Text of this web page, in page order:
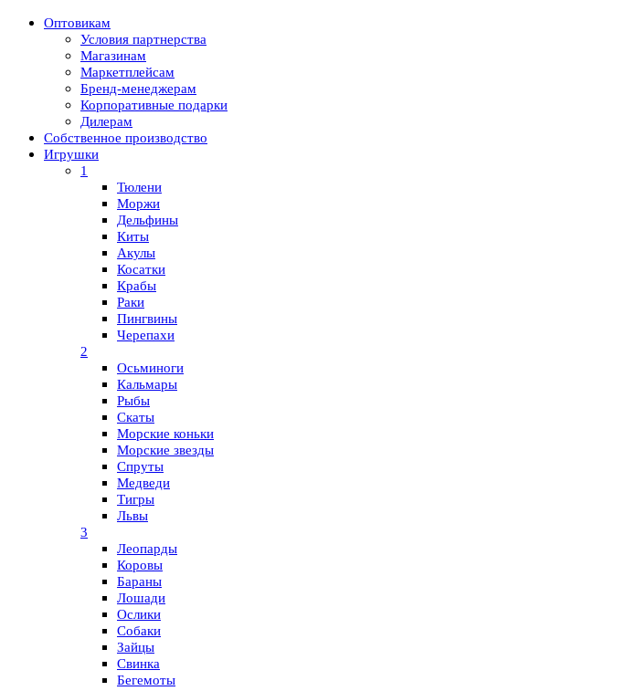
Оптовикам
Условия партнерства
Магазинам
Маркетплейсам
Бренд-менеджерам
Корпоративные подарки
Дилерам
Собственное производство
Игрушки
1
Тюлени
Моржи
Дельфины
Киты
Акулы
Косатки
Крабы
Раки
Пингвины
Черепахи
2
Осьминоги
Кальмары
Рыбы
Скаты
Морские коньки
Морские звезды
Спруты
Медведи
Тигры
Львы
3
Леопарды
Коровы
Бараны
Лошади
Ослики
Собаки
Зайцы
Свинка
Бегемоты